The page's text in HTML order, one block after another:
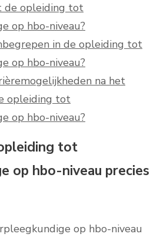
de opleiding tot
op hbo-niveau?
in de opleiding tot
op hbo-niveau?
na het
opleiding tot
op hbo-niveau?
tot
op hbo-niveau precies
op hbo-niveau